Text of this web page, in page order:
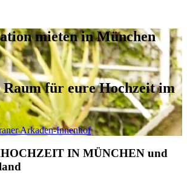
mieten in München
für eure Hochzeit im
Arkaden-Innenhof
IN MÜNCHEN und